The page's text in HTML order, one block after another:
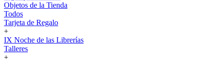
Objetos de la Tienda
Todos
Tarjeta de Regalo
+
IX Noche de las Librerías
Talleres
+